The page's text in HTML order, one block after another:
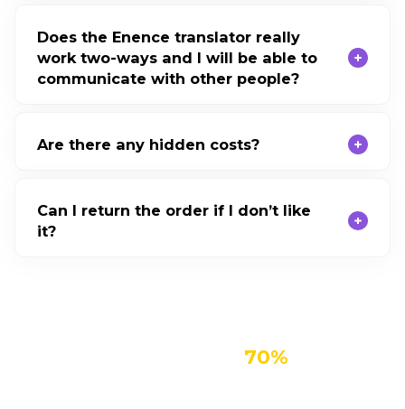
Does the Enence translator really
work two-ways and I will be able to
communicate with other people?
Are there any hidden costs?
Can I return the order if I don’t like
it?
70%